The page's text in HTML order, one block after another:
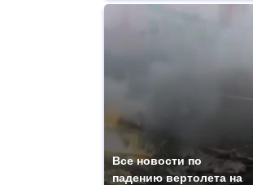
Все новости по
падению вертолета на